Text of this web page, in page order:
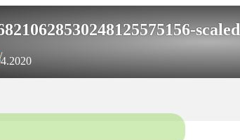
scaled